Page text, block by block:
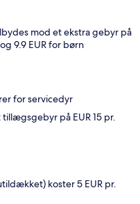
mod et ekstra gebyr på
9.9 EUR for børn
for servicedyr
på EUR 15 pr.
koster 5 EUR pr.